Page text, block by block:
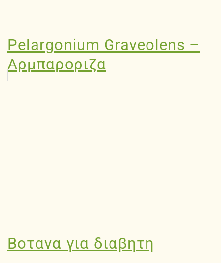
Pelargonium Graveolens –
Αρμπαροριζα
Βοτανα για διαβητη